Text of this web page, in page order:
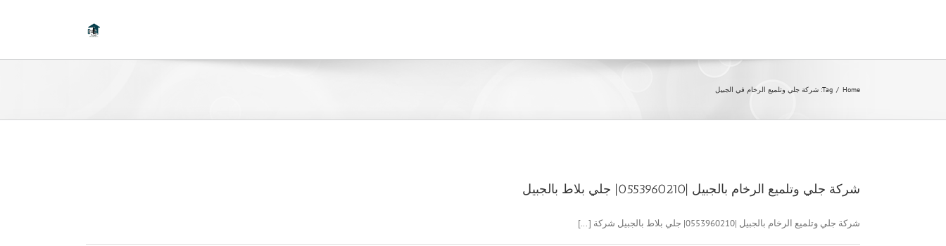
Home
/
Tag: شركة جلي وتلميع الرخام في الجبيل
شركة جلي وتلميع الرخام بالجبيل |0553960210| جلي بلاط بالجبيل
شركة جلي وتلميع الرخام بالجبيل |0553960210| جلي بلاط بالجبيل شركة [...]